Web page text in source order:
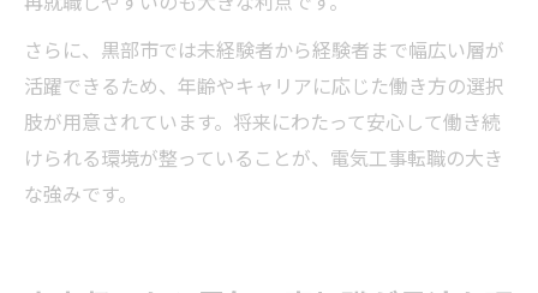
さらに、黒部市では未経験者から経験者まで幅広い層が
活躍できるため、年齢やキャリアに応じた働き方の選択
肢が用意されています。将来にわたって安心して働き続
けられる環境が整っていることが、電気工事転職の大き
な強みです。